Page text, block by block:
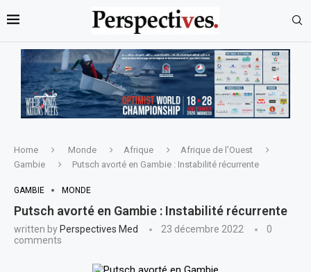
Home Monde Afrique
Afrique de l'Ouest
Gambie
Putsch avorté en Gambie : Instabilité récurrente
GAMBIE MONDE
Putsch avorté en Gambie : Instabilité récurrente
written by Perspectives Med 23 décembre 2022
0
comments